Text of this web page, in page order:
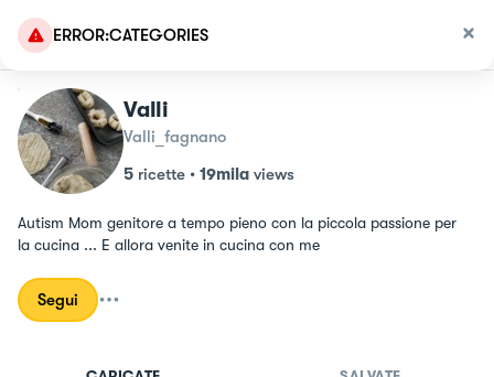
ERROR:CATEGORIES
Valli
Valli_fagnano
5 ricette • 19mila views
Autism Mom genitore a tempo pieno con la piccola passione per
la cucina ... E allora venite in cucina con me
Segui